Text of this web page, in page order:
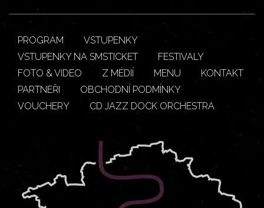
PROGRAM
VSTUPENKY
VSTUPENKY NA SMSTICKET
FESTIVALY
FOTO & VIDEO
Z MÉDIÍ MENU
KONTAKT
PARTNEŘI
OBCHODNÍ PODMÍNKY
VOUCHERY
CD JAZZ DOCK ORCHESTRA